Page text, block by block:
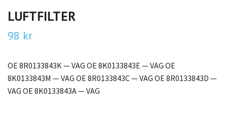
LUFTFILTER
98 kr
OE 8R0133843K — VAG OE 8K0133843E — VAG OE
8K0133843M — VAG OE 8R0133843C — VAG OE 8R0133843D —
VAG OE 8K0133843A — VAG